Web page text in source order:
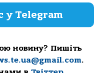
у Telegram
новину? Пишіть
.